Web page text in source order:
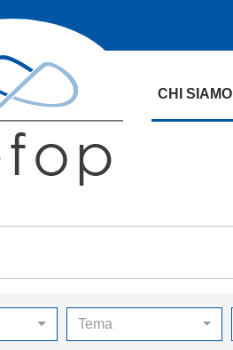
CHI SIAMO
Tema